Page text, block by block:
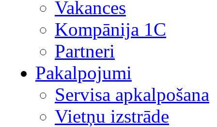
Vakances
Kompānija 1С
Partneri
Pakalpojumi
Servisa apkalpošana
Vietņu izstrāde